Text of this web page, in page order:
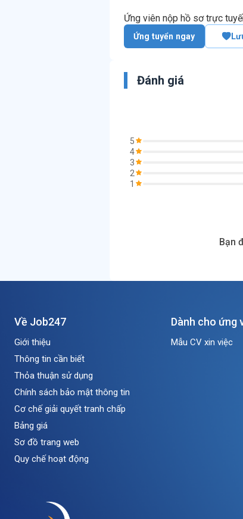
Ứng viên nộp hồ sơ trực
Ứng tuyển ngay
Đánh giá
5
4
3
2
1
Bạn
Về Job247
Giới thiệu
Thông tin cần biết
Thỏa thuận sử dụng
Chính sách bảo mật thông tin
Cơ chế giải quyết tranh chấp
Bảng giá
Sơ đồ trang web
Quy chế hoạt động
Dành cho ứng
Mẫu CV xin việc